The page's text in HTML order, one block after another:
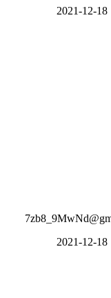
2021-12-18
2021-12-18